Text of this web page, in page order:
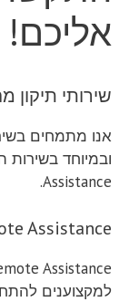
אליכם!
שירותי
אנו מתמחים
Assistance.
Assistance
למקצוענים